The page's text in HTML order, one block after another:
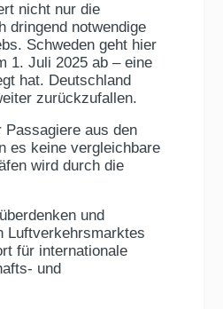
nicht nur die
dringend notwendige
Schweden geht hier
1. Juli 2025 ab – eine
hat. Deutschland
zurückzufallen.
aus den
es keine vergleichbare
wird durch die
und
Luftverkehrsmarktes
für internationale
und